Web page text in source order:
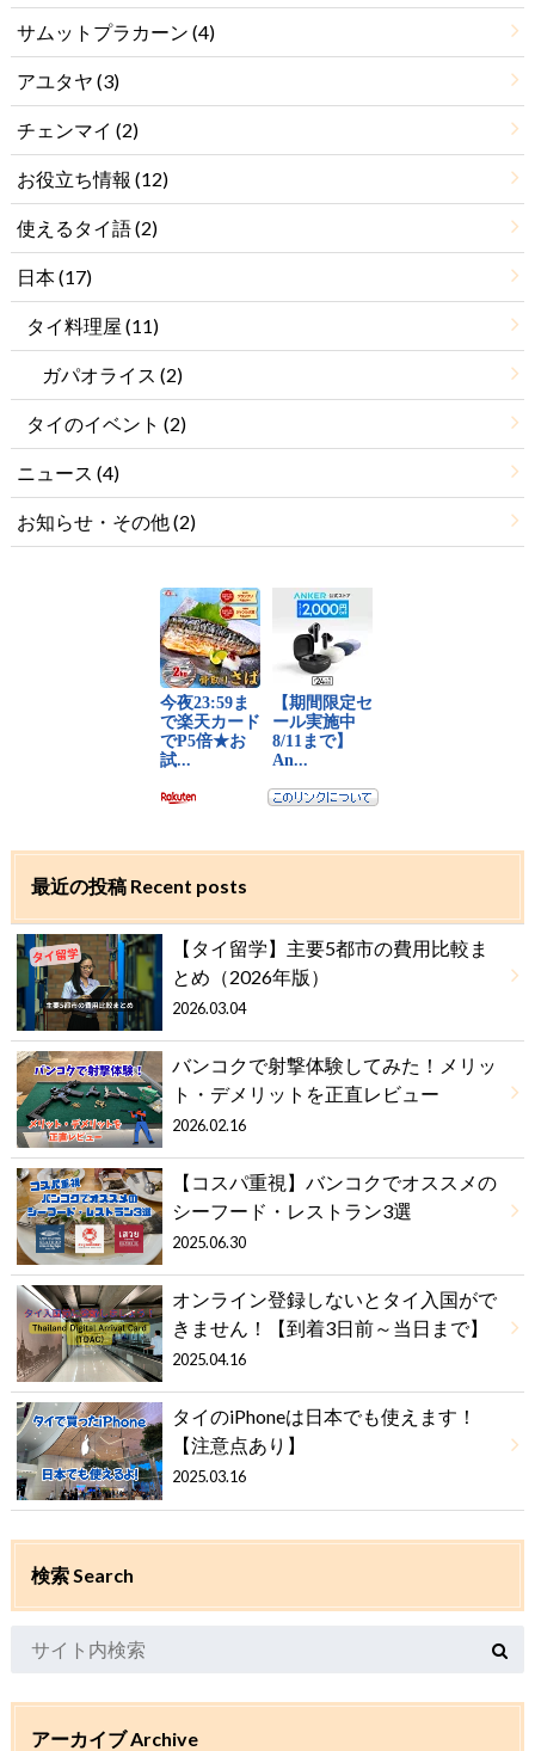
サムットプラカーン (4)
アユタヤ (3)
チェンマイ (2)
お役立ち情報 (12)
使えるタイ語(2)
日本(17)
タイ料理屋 (11)
ガパオライス (2)
タイのイベント (2)
ニュース (4)
お知らせ・その他(2)
最近の投稿 Recent posts
【タイ留学】主要5都市の費用比較ま
とめ（2026年版）
2026.03.04
バンコクで射撃体験してみた！メリッ
ト・デメリットを正直レビュー
2026.02.16
【コスパ重視】バンコクでオススメの
シーフード・レストラン3選
2025.06.30
オンライン登録しないとタイ入国がで
きません！【到着3日前～当日まで】
2025.04.16
タイのiPhoneは日本でも使えます！
【注意点あり】
2025.03.16
検索 Search
アーカイブ Archive